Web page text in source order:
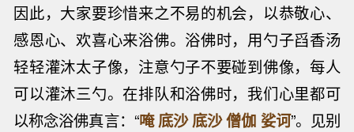
因此，大家要珍惜来之不易的机会，以恭敬心、
感恩心、欢喜心来浴佛。浴佛时，用勺子舀香汤
轻轻灌沐太子像，注意勺子不要碰到佛像，每人
可以灌沐三勺。在排队和浴佛时，我们心里都可
以称念浴佛真言：“唵 底沙 底沙 僧伽 娑诃”。见别